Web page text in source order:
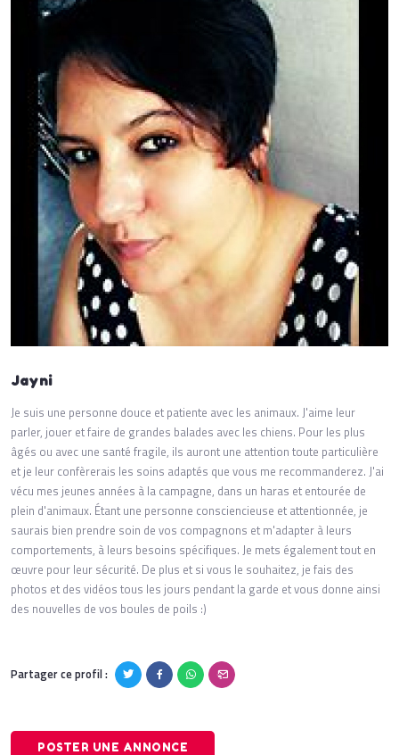
Jayni
Je suis une personne douce et patiente avec les animaux. J'aime leur
parler, jouer et faire de grandes balades avec les chiens. Pour les plus
âgés ou avec une santé fragile, ils auront une attention toute particulière
et je leur confèrerais les soins adaptés que vous me recommanderez. J'ai
vécu mes jeunes années à la campagne, dans un haras et entourée de
plein d'animaux. Étant une personne consciencieuse et attentionnée, je
saurais bien prendre soin de vos compagnons et m'adapter à leurs
comportements, à leurs besoins spécifiques. Je mets également tout en
œuvre pour leur sécurité. De plus et si vous le souhaitez, je fais des
photos et des vidéos tous les jours pendant la garde et vous donne ainsi
des nouvelles de vos boules de poils :)
Partager ce profil :
POSTER UNE ANNONCE